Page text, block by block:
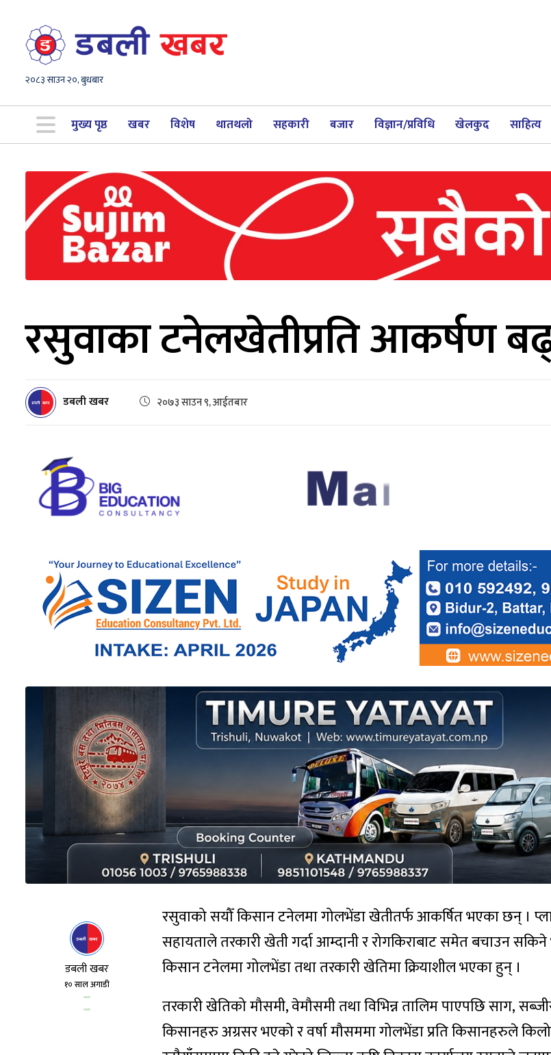
२०८३ साउन २०, बुधबार
मुख्य पृष्ठ खबर विशेष थातथलो सहकारी बजार विज्ञान/प्रविधि खेलकुद साहित्य
रसुवाका टनेलखेतीप्रति आकर्षण
डबली खबर २०७३ साउन ९, आईतबार
डबली खबर
१० साल अगाडी
रसुवाको सयौँ किसान टनेलमा गोलभेंडा खेतीतर्फ आकर्षित भएका छन् ।
सहायताले तरकारी खेती गर्दा आम्दानी र रोगकिराबाट समेत बचाउन
किसान टनेलमा गोलभेंडा तथा तरकारी खेतिमा क्रियाशील भएका हुन् ।
तरकारी खेतिको मौसमी, वेमौसमी तथा विभिन्न तालिम पाएपछि साग,
किसानहरु अग्रसर भएको र वर्षा मौसममा गोलभेंडा प्रति किसानहरुले